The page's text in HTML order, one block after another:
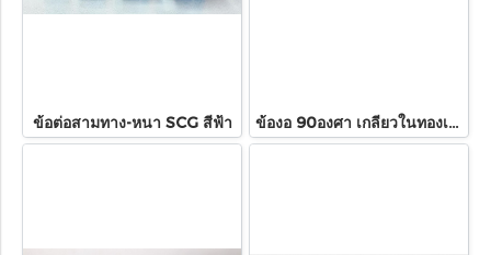
ข้อต่อสามทาง-หนา SCG สีฟ้า ข้องอ 90องศา เกลียวในทองเหลือง